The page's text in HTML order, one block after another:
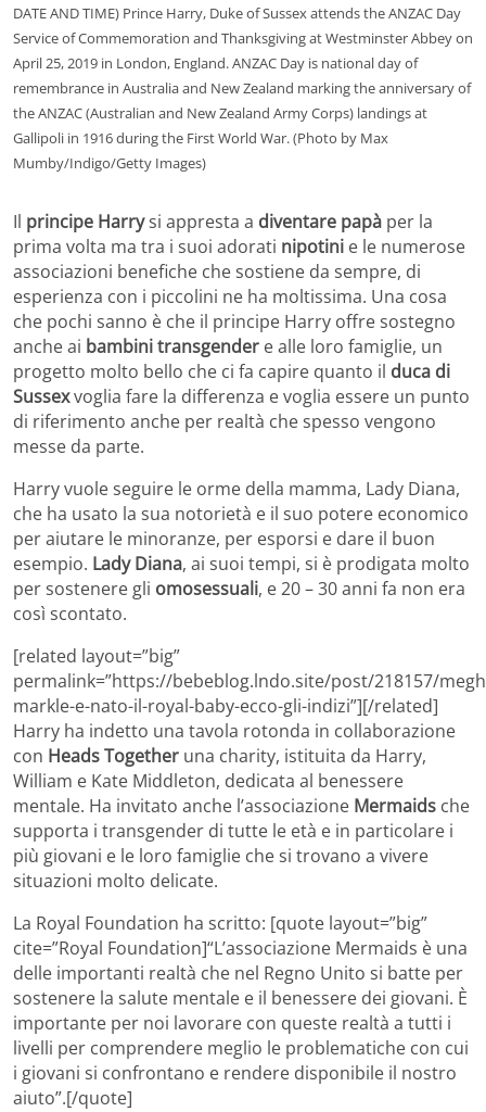
DATE AND TIME) Prince Harry, Duke of Sussex attends the ANZAC Day
Service of Commemoration and Thanksgiving at Westminster Abbey on
April 25, 2019 in London, England. ANZAC Day is national day of
remembrance in Australia and New Zealand marking the anniversary of
the ANZAC (Australian and New Zealand Army Corps) landings at
Gallipoli in 1916 during the First World War. (Photo by Max
Mumby/Indigo/Getty Images)
Il principe Harrysi appresta a diventare papà per la
prima volta ma tra i suoi adorati nipotini e le numerose
associazioni benefiche che sostiene da sempre, di
esperienza con i piccolini ne ha moltissima. Una cosa
che pochi sanno è che il principe Harry offre sostegno
anche ai bambini transgender e alle loro famiglie, un
progetto molto bello che ci fa capire quanto il duca di
Sussexvoglia fare la differenza e voglia essere un punto
di riferimento anche per realtà che spesso vengono
messe da parte.
Harry vuole seguire le orme della mamma, Lady Diana,
che ha usato la sua notorietà e il suo potere economico
per aiutare le minoranze, per esporsi e dare il buon
esempio. Lady Diana, ai suoi tempi, si è prodigata molto
per sostenere gli omosessuali, e 20 – 30 anni fa non era
così scontato.
[related layout=”big”
permalink=”https://bebeblog.lndo.site/post/218157/
markle-e-nato-il-royal-baby-ecco-gli-indizi”][/related]
Harry ha indetto una tavola rotonda in collaborazione
con Heads Together una charity, istituita da Harry,
William e Kate Middleton, dedicata al benessere
mentale. Ha invitato anche l’associazione Mermaids che
supporta i transgender di tutte le età e in particolare i
più giovani e le loro famiglie che si trovano a vivere
situazioni molto delicate.
La Royal Foundation ha scritto: [quote layout=”big”
cite=”Royal Foundation]“L’associazione Mermaids è una
delle importanti realtà che nel Regno Unito si batte per
sostenere la salute mentale e il benessere dei giovani. È
importante per noi lavorare con queste realtà a tutti i
livelli per comprendere meglio le problematiche con cui
i giovani si confrontano e rendere disponibile il nostro
aiuto”.[/quote]